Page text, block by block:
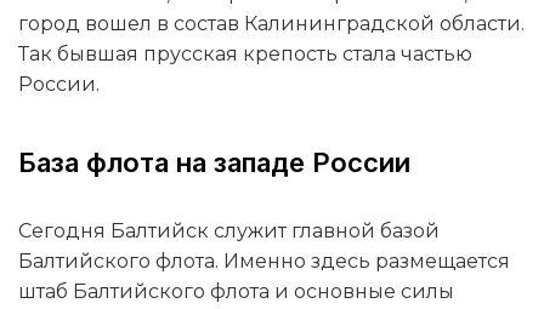
город вошел в состав Калининградской области.
Так бывшая прусская крепость стала частью
России.
База флота на западе России
Сегодня Балтийск служит главной базой
Балтийского флота. Именно здесь размещается
штаб Балтийского флота и основные силы